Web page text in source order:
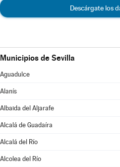
Descárgate los
Municipios de Sevilla
Aguadulce
Alanís
Albaida del Aljarafe
Alcalá de Guadaíra
Alcalá del Río
Alcolea del Río